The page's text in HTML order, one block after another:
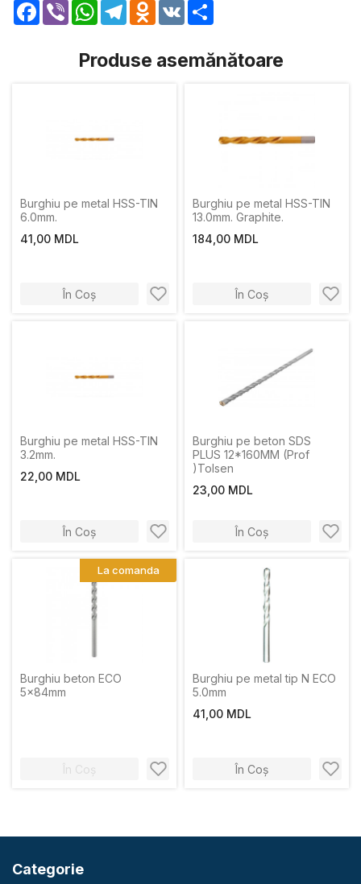
Facebook
Viber WhatsApp
TelegramOdnoklassniki
VK
Produse asemănătoare
Burghiu pe metal HSS-TIN
6.0mm.
41,00 MDL
În Coș
Burghiu pe metal HSS-TIN
13.0mm. Graphite.
184,00 MDL
În Coș
Burghiu pe metal HSS-TIN
3.2mm.
22,00 MDL
În Coș
Burghiu pe beton SDS
PLUS 12*160MM (Prof
)Tolsen
23,00 MDL
În Coș
Burghiu beton ECO
5x84mm
În Coș
La comanda
Burghiu pe metal tip N ECO
5.0mm
41,00 MDL
În Coș
Categorie